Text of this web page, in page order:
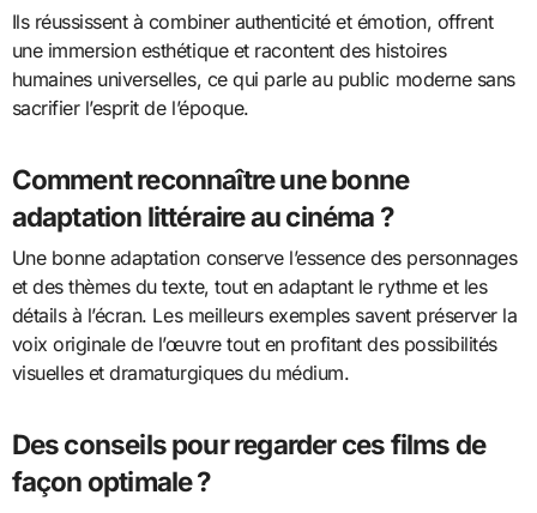
Ils réussissent à combiner authenticité et émotion, offrent
une immersion esthétique et racontent des histoires
humaines universelles, ce qui parle au public moderne sans
sacrifier l’esprit de l’époque.
Comment reconnaître une bonne
adaptation littéraire au cinéma ?
Une bonne adaptation conserve l’essence des personnages
et des thèmes du texte, tout en adaptant le rythme et les
détails à l’écran. Les meilleurs exemples savent préserver la
voix originale de l’œuvre tout en profitant des possibilités
visuelles et dramaturgiques du médium.
Des conseils pour regarder ces films de
façon optimale ?